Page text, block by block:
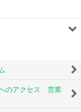
のアクセス 営業